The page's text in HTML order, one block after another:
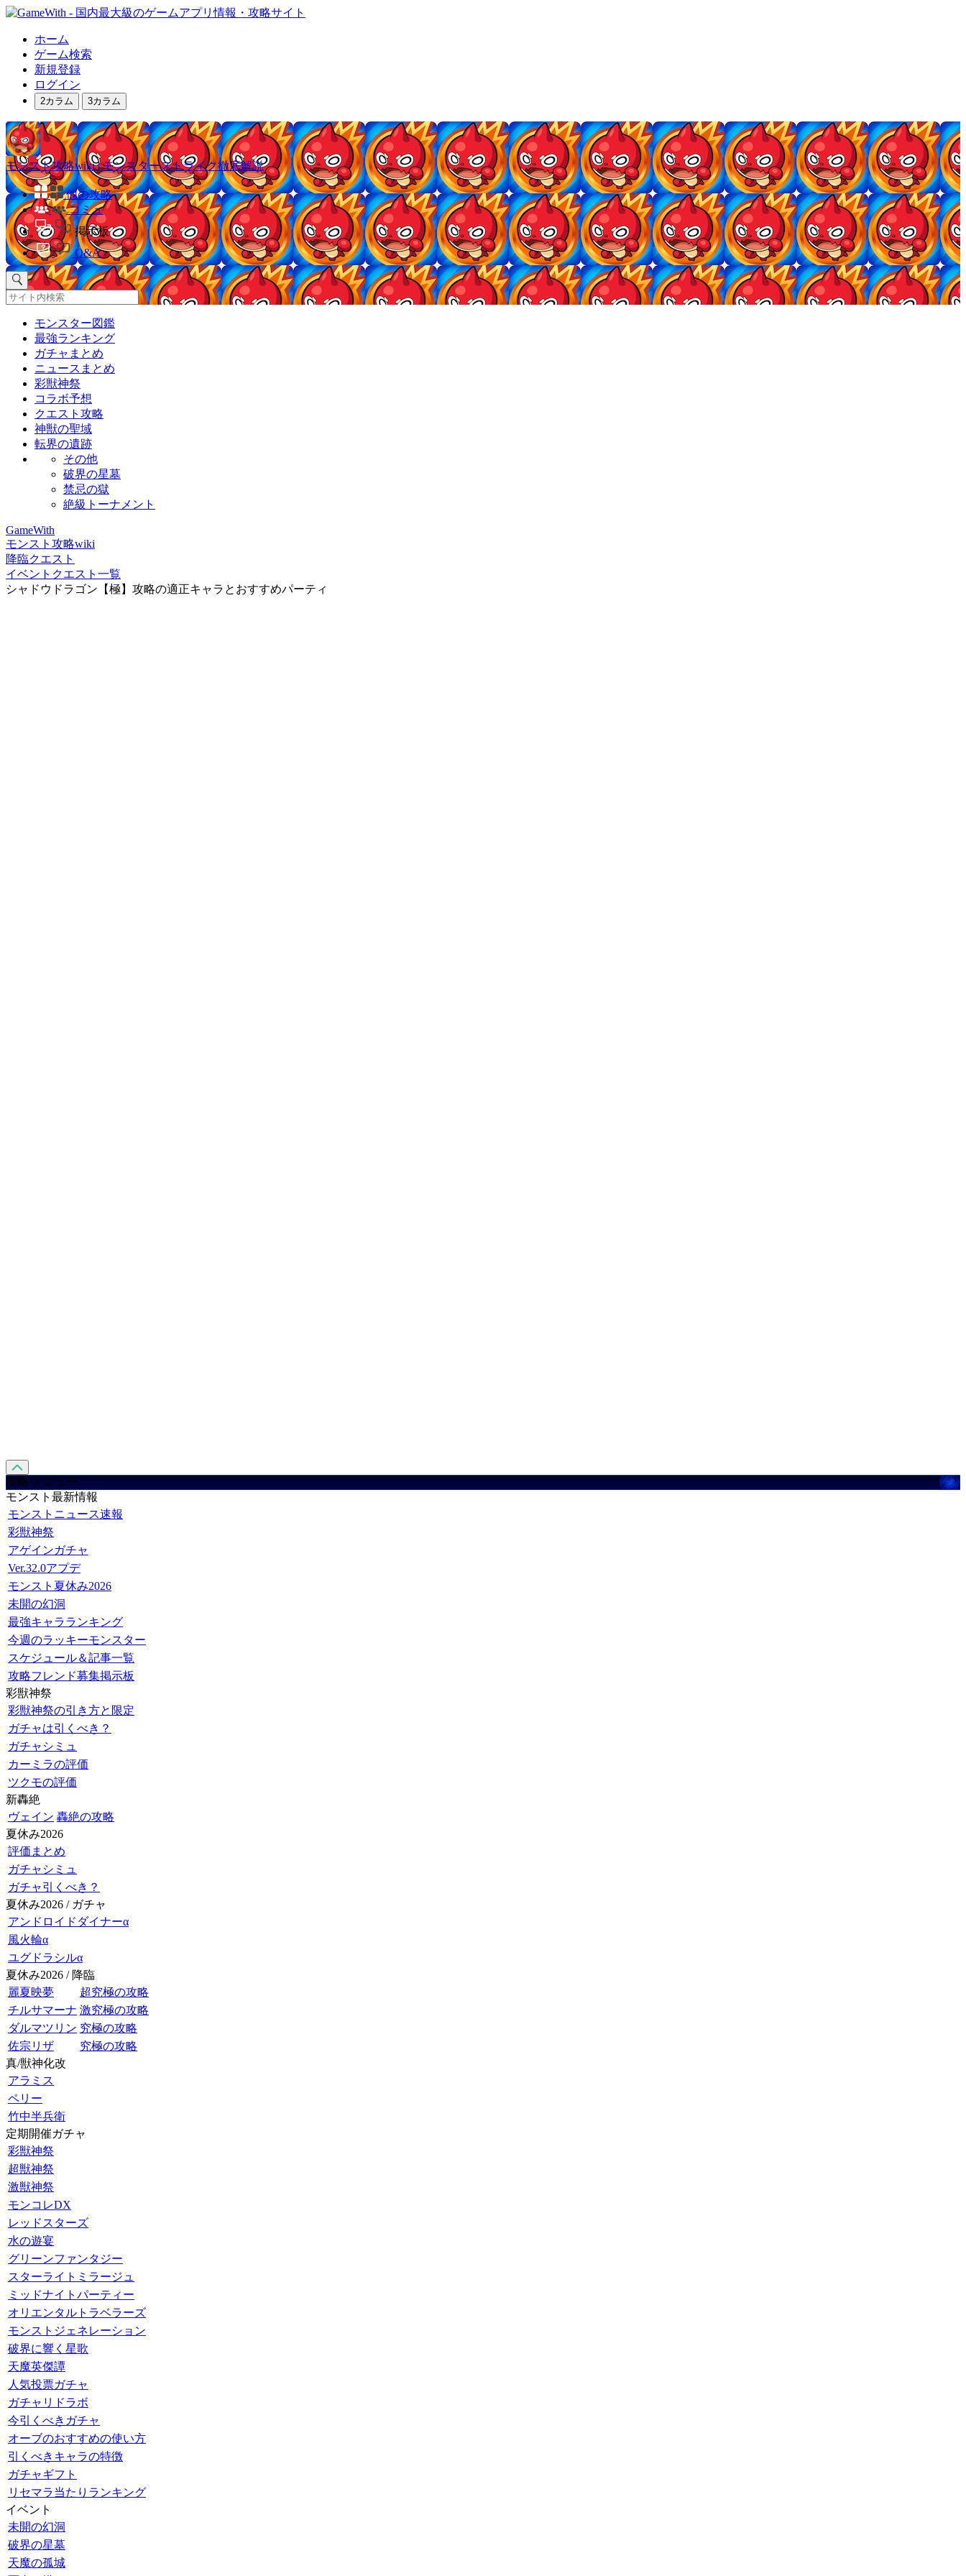
ホーム
ゲーム検索
新規登録
ログイン
2カラム 3カラム
モンスト攻略wiki | モンスターストライク徹底解説
他の攻略
コミュ
掲示板
Q&A
モンスター図鑑
最強ランキング
ガチャまとめ
ニュースまとめ
彩獣神祭
コラボ予想
クエスト攻略
神獣の聖域
転界の遺跡
その他
破界の星墓
禁忌の獄
絶級トーナメント
GameWith
モンスト攻略wiki
降臨クエスト
イベントクエスト一覧
シャドウドラゴン【極】攻略の適正キャラとおすすめパーティ
攻略 メニュー
モンスト最新情報
モンストニュース速報
彩獣神祭
アゲインガチャ
Ver.32.0アプデ
モンスト夏休み2026
未開の幻洞
最強キャラランキング
今週のラッキーモンスター
スケジュール＆記事一覧
攻略フレンド募集掲示板
彩獣神祭
彩獣神祭の引き方と限定
ガチャは引くべき？
ガチャシミュ
カーミラの評価
ツクモの評価
新轟絶
ヴェイン 轟絶の攻略
夏休み2026
評価まとめ
ガチャシミュ
ガチャ引くべき？
夏休み2026 / ガチャ
アンドロイドダイナーα
風火輪α
ユグドラシルα
夏休み2026 / 降臨
麗夏映夢
超究極の攻略
チルサマーナ 激究極の攻略
ダルマツリン 究極の攻略
佐宗リザ
究極の攻略
真/獣神化改
アラミス
ペリー
竹中半兵衛
定期開催ガチャ
彩獣神祭
超獣神祭
激獣神祭
モンコレDX
レッドスターズ
水の遊宴
グリーンファンタジー
スターライトミラージュ
ミッドナイトパーティー
オリエンタルトラベラーズ
モンストジェネレーション
破界に響く星歌
天魔英傑譚
人気投票ガチャ
ガチャリドラボ
今引くべきガチャ
オーブのおすすめの使い方
引くべきキャラの特徴
ガチャギフト
リセマラ当たりランキング
イベント
未開の幻洞
破界の星墓
天魔の孤城